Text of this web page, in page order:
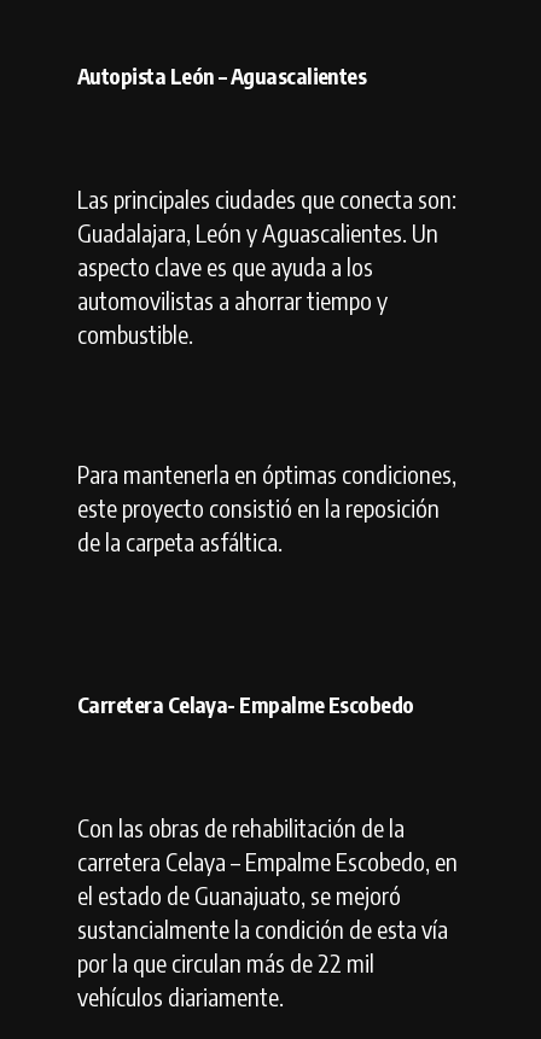
Autopista León – Aguascalientes
Las principales ciudades que conecta son:
Guadalajara, León y Aguascalientes. Un
aspecto clave es que ayuda a los
automovilistas a ahorrar tiempo y
combustible.
Para mantenerla en óptimas condiciones,
este proyecto consistió en la reposición
de la carpeta asfáltica.
Carretera Celaya- Empalme Escobedo
Con las obras de rehabilitación de la
carretera Celaya – Empalme Escobedo, en
el estado de Guanajuato, se mejoró
sustancialmente la condición de esta vía
por la que circulan más de 22 mil
vehículos diariamente.